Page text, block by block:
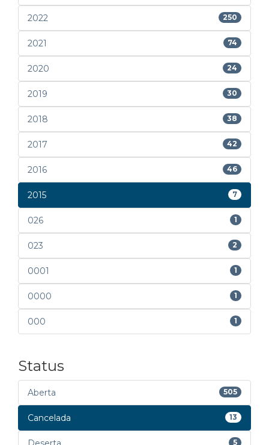
2022 250
2021 74
2020 24
2019 30
2018 38
2017 42
2016 46
2015 7
026 1
023 2
0001 1
0000 1
000 1
Status
Aberta 505
Cancelada 13
5